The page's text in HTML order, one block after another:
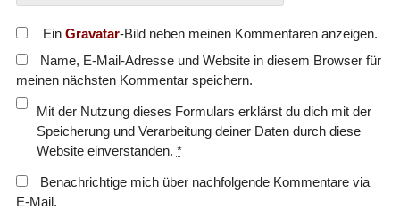
Ein Gravatar-Bild neben meinen Kommentaren anzeigen.
Name, E-Mail-Adresse und Website in diesem Browser für
meinen nächsten Kommentar speichern.
Mit der Nutzung dieses Formulars erklärst du dich mit der
Speicherung und Verarbeitung deiner Daten durch diese
Website einverstanden. *
Benachrichtige mich über nachfolgende Kommentare via
E-Mail.